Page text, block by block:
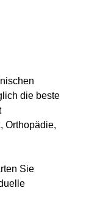
die beste
Orthopädie,
Sie